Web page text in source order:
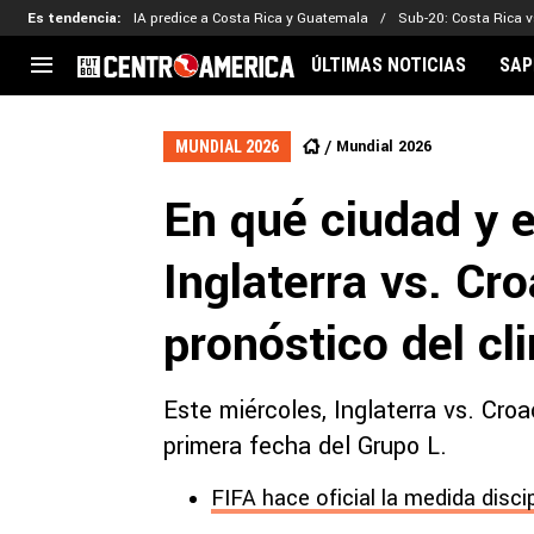
Es tendencia: IA predice a Costa Rica y Guatemala Sub-20: Costa Rica
CENTROAMÉRICA
CONCACAF
Liga de Naciones
Copa de Campeones
MLS
ÚLTIMAS NOTICIAS
MUNDIAL 2026 Mundial 2026
En qué ciudad y
Inglaterra vs.
pronóstico del
Este miércoles, Inglaterra vs.
primera fecha del Grupo L.
FIFA hace oficial la medida